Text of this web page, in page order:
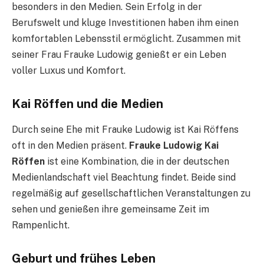
besonders in den Medien. Sein Erfolg in der
Berufswelt und kluge Investitionen haben ihm einen
komfortablen Lebensstil ermöglicht. Zusammen mit
seiner Frau Frauke Ludowig genießt er ein Leben
voller Luxus und Komfort.
Kai Röffen und die Medien
Durch seine Ehe mit Frauke Ludowig ist Kai Röffens
oft in den Medien präsent. Frauke Ludowig Kai
Röffen ist eine Kombination, die in der deutschen
Medienlandschaft viel Beachtung findet. Beide sind
regelmäßig auf gesellschaftlichen Veranstaltungen zu
sehen und genießen ihre gemeinsame Zeit im
Rampenlicht.
Geburt und frühes Leben